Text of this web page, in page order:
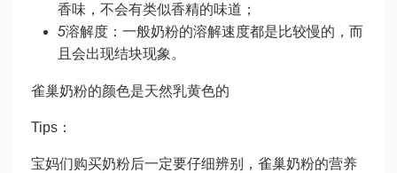
香味，不会有类似香精的味道；
5溶解度：一般奶粉的溶解速度都是比较慢的，而
且会出现结块现象。
雀巢奶粉的颜色是天然乳黄色的
Tips：
宝妈们购买奶粉后一定要仔细辨别，雀巢奶粉的营养